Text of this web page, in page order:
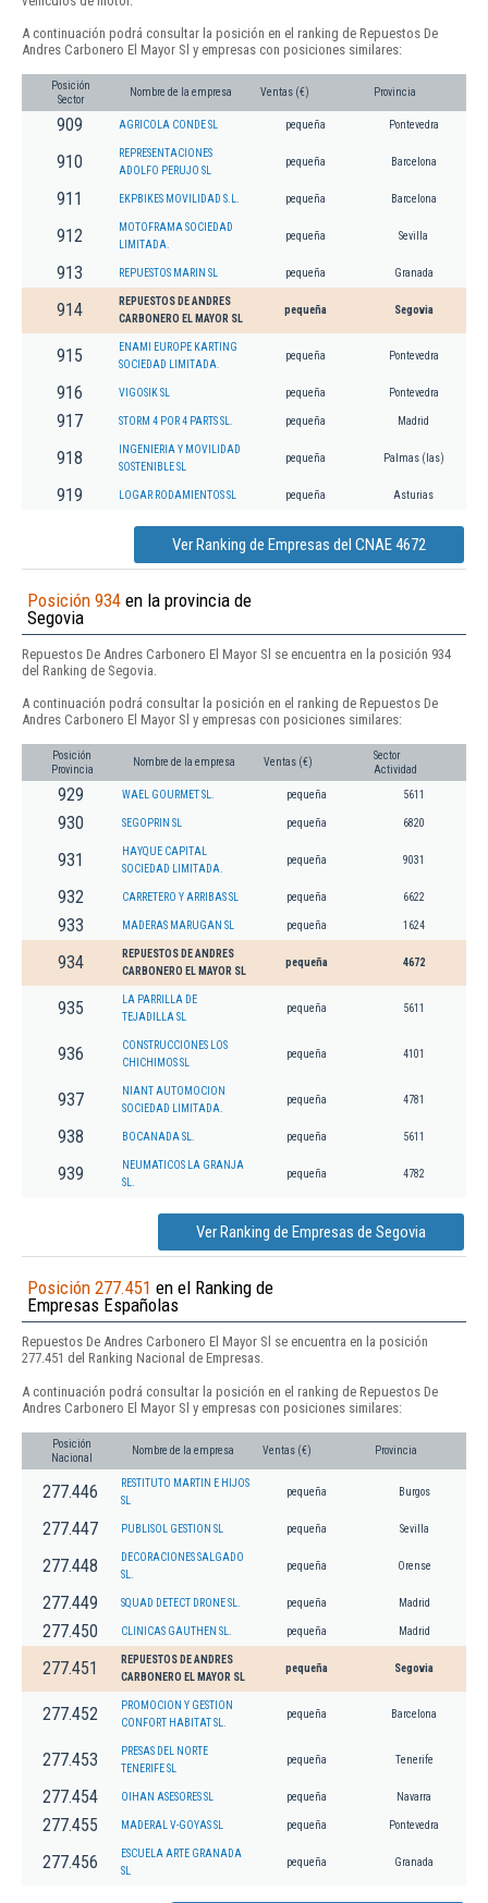
A continuación podrá consultar la posición en el ranking de Repuestos De
Andres Carbonero El Mayor Sl y empresas con posiciones similares:
Posición
Sector
Nombre de la empresa Ventas (€) Provincia
909 AGRICOLA CONDE SL pequeña Pontevedra
910
REPRESENTACIONES
ADOLFO PERUJO SL
pequeña Barcelona
911 EKPBIKES MOVILIDAD S.L. pequeña Barcelona
912
MOTOFRAMA SOCIEDAD
LIMITADA.
pequeña Sevilla
913 REPUESTOS MARIN SL pequeña Granada
914
REPUESTOS DE ANDRES
CARBONERO EL MAYOR SL
pequeña Segovia
915
ENAMI EUROPE KARTING
SOCIEDAD LIMITADA.
pequeña Pontevedra
916 VIGOSIK SL pequeña Pontevedra
917 STORM 4 POR 4 PARTS SL. pequeña Madrid
918
INGENIERIA Y MOVILIDAD
SOSTENIBLE SL
pequeña Palmas (las)
919 LOGAR RODAMIENTOS SL pequeña Asturias
Ver Ranking de Empresas del CNAE 4672
Posición 934 en la provincia de
Segovia
Repuestos De Andres Carbonero El Mayor Sl se encuentra en la posición 934
del Ranking de Segovia.
A continuación podrá consultar la posición en el ranking de Repuestos De
Andres Carbonero El Mayor Sl y empresas con posiciones similares:
Posición
Provincia
Nombre de la empresa Ventas (€)
Sector
Actividad
929 WAEL GOURMET SL. pequeña 5611
930 SEGOPRIN SL pequeña 6820
931
HAYQUE CAPITAL
SOCIEDAD LIMITADA.
pequeña 9031
932 CARRETERO Y ARRIBAS SL pequeña 6622
933 MADERAS MARUGAN SL pequeña 1624
934
REPUESTOS DE ANDRES
CARBONERO EL MAYOR SL
pequeña 4672
935
LA PARRILLA DE
TEJADILLA SL
pequeña 5611
936
CONSTRUCCIONES LOS
CHICHIMOS SL
pequeña 4101
937
NIANT AUTOMOCION
SOCIEDAD LIMITADA.
pequeña 4781
938 BOCANADA SL. pequeña 5611
939
NEUMATICOS LA GRANJA
SL.
pequeña 4782
Ver Ranking de Empresas de Segovia
Posición 277.451 en el Ranking de
Empresas Españolas
Repuestos De Andres Carbonero El Mayor Sl se encuentra en la posición
277.451 del Ranking Nacional de Empresas.
A continuación podrá consultar la posición en el ranking de Repuestos De
Andres Carbonero El Mayor Sl y empresas con posiciones similares:
Posición
Nacional
Nombre de la empresa Ventas (€) Provincia
277.446
RESTITUTO MARTIN E HIJOS
SL
pequeña Burgos
277.447 PUBLISOL GESTION SL pequeña Sevilla
277.448
DECORACIONES SALGADO
SL.
pequeña Orense
277.449 SQUAD DETECT DRONE SL. pequeña Madrid
277.450 CLINICAS GAUTHEN SL. pequeña Madrid
277.451
REPUESTOS DE ANDRES
CARBONERO EL MAYOR SL
pequeña Segovia
277.452
PROMOCION Y GESTION
CONFORT HABITAT SL.
pequeña Barcelona
277.453
PRESAS DEL NORTE
TENERIFE SL
pequeña Tenerife
277.454 OIHAN ASESORES SL pequeña Navarra
277.455 MADERAL V-GOYAS SL pequeña Pontevedra
277.456
ESCUELA ARTE GRANADA
SL
pequeña Granada